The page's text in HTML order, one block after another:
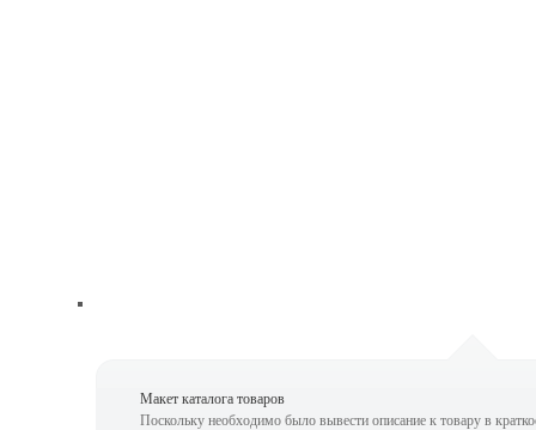
Макет каталога товаров
Поскольку необходимо было вывести описание к товару в